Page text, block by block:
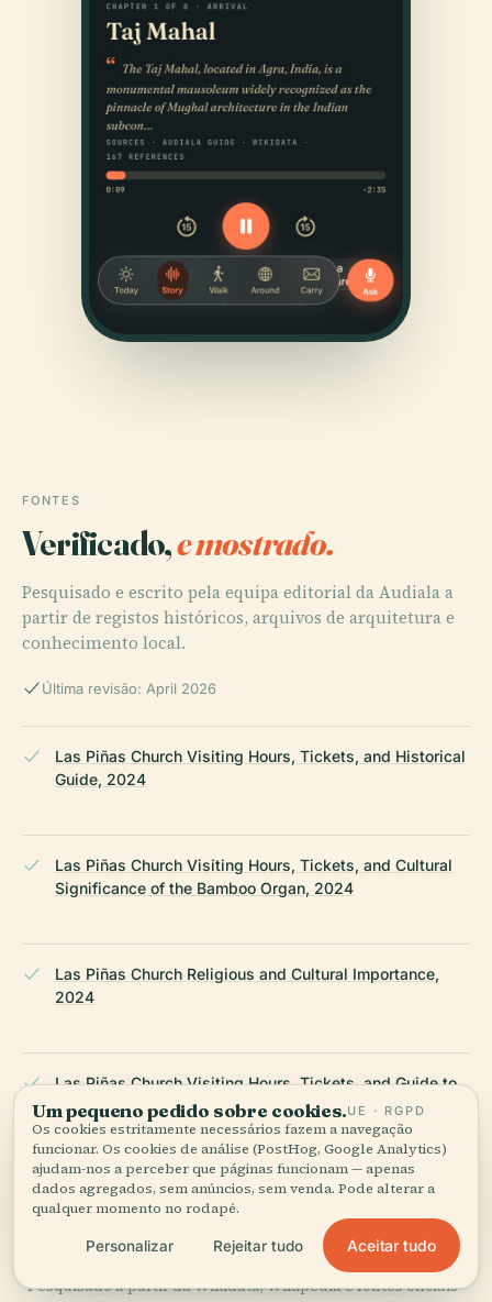
FONTES
Verificado,e mostrado.
Pesquisado e escrito pela equipa editorial da Audiala a
partir de registos históricos, arquivos de arquitetura e
conhecimento local.
Última revisão: April 2026
Las Piñas Church Visiting Hours, Tickets, and Historical
Guide, 2024
Las Piñas Church Visiting Hours, Tickets, and Cultural
Significance of the Bamboo Organ, 2024
Las Piñas Church Religious and Cultural Importance,
2024
Las Piñas Church Visiting Hours, Tickets, and Guide to
Historical Sites in Las Piñas, 2024
Wikipedia — Las Piñas Church
ÚLTIMA REVISÃO: APRIL 2026
Pesquisado a partir da Wikidata, Wikipédia e fontes oficiais ·
Um pequeno pedido sobre cookies.UE · RGPD
Os cookies estritamente necessários fazem a navegação
funcionar. Os cookies de análise (PostHog, Google Analytics)
ajudam-nos a perceber que páginas funcionam — apenas
dados agregados, sem anúncios, sem venda. Pode alterar a
qualquer momento no rodapé.
Personalizar Rejeitar tudo Aceitar tudo